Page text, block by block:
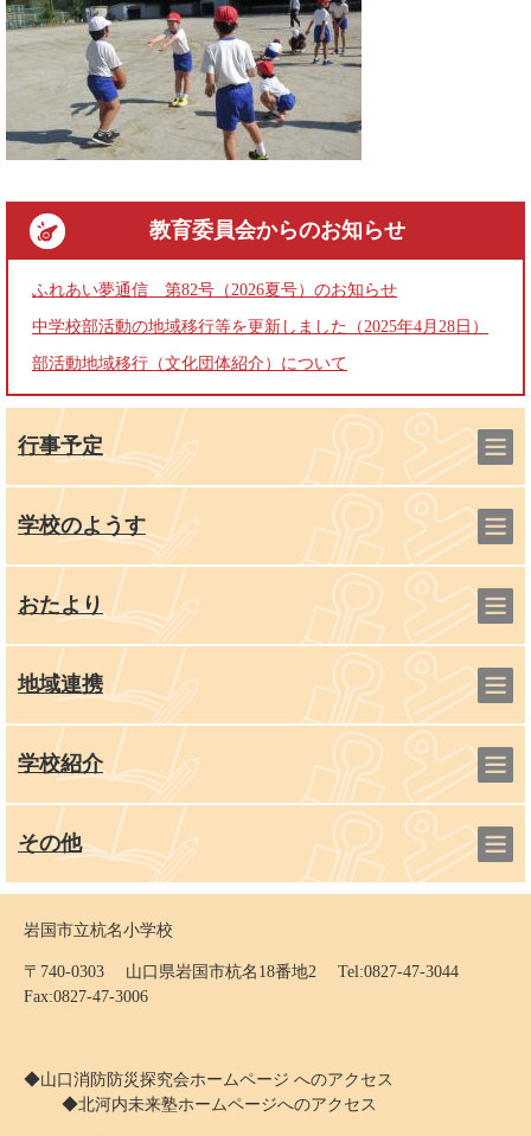
教育委員会からのお知らせ
ふれあい夢通信 第82号（2026夏号）のお知らせ
中学校部活動の地域移行等を更新しました（2025年4月28日）
部活動地域移行（文化団体紹介）について
行事予定
学校のようす
おたより
地域連携
学校紹介
その他
岩国市立杭名小学校
〒740-0303 山口県岩国市杭名18番地2 Tel:0827-47-3044
Fax:0827-47-3006
◆山口消防防災探究会ホームページ へのアクセス
◆北河内未来塾ホームページへのアクセス